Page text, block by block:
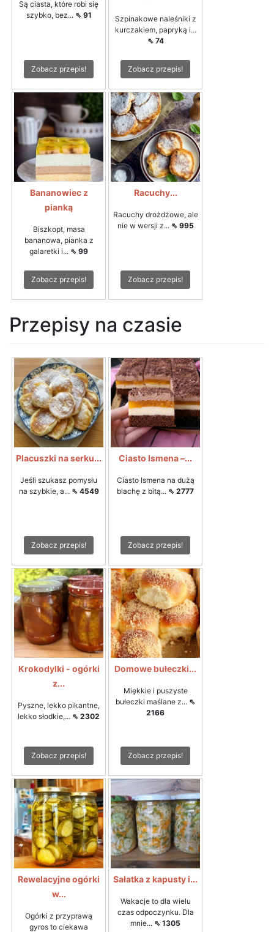
Są ciasta, które robi się
szybko, bez... ⇖ 91
Zobacz przepis!
Szpinakowe naleśniki z
kurczakiem, papryką i...
⇖ 74
Zobacz przepis!
Bananowiec z
pianką
Biszkopt, masa
bananowa, pianka z
galaretki i... ⇖ 99
Zobacz przepis!
Racuchy...
Racuchy drożdżowe, ale
nie w wersji z... ⇖ 995
Zobacz przepis!
Przepisy na czasie
Placuszki na serku...
Jeśli szukasz pomysłu
na szybkie, a... ⇖ 4549
Zobacz przepis!
Ciasto Ismena –...
Ciasto Ismena na dużą
blachę z bitą... ⇖ 2777
Zobacz przepis!
Krokodylki - ogórki
z...
Pyszne, lekko pikantne,
lekko słodkie,... ⇖ 2302
Zobacz przepis!
Domowe bułeczki...
Miękkie i puszyste
bułeczki maślane z... ⇖
2166
Zobacz przepis!
Rewelacyjne ogórki
w...
Ogórki z przyprawą
gyros to ciekawa
Sałatka z kapusty i...
Wakacje to dla wielu
czas odpoczynku. Dla
mnie... ⇖ 1305